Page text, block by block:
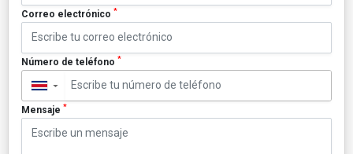
Correo electrónico *
Número de teléfono *
▼
Mensaje *